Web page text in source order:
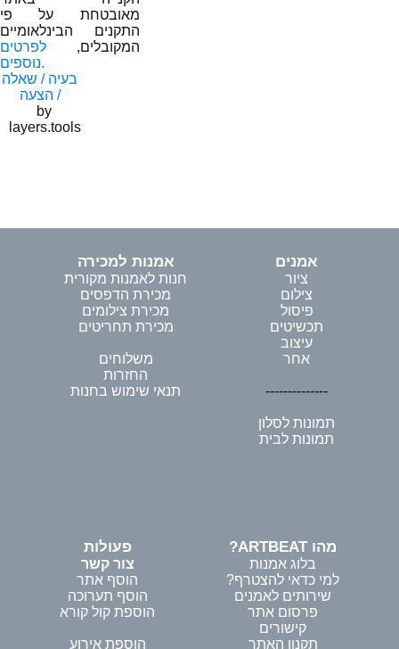
מאובטחת על פי
התקנים הבינלאומיים
המקובלים, לפרטים
נוספים.
בעיה / שאלה
/ הצעה
by
layers.tools
אמנים
ציור
צילום
פיסול
תכשיטים
עיצוב
אחר
--------------
תמונות לסלון
תמונות לבית
אמנות למכירה
חנות לאמנות מקורית
מכירת הדפסים
מכירת צילומים
מכירת תחריטים
משלוחים
החזרות
תנאי שימוש בחנות
מהו ARTBEAT?
בלוג אמנות
למי כדאי להצטרף?
שירותים לאמנים
פרסום אתר
קישורים
תקנון האתר
פעולות
צור קשר
הוסף אתר
הוסף תערוכה
הוספת קול קורא
הוספת אירוע